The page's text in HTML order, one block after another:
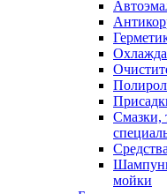
Смазки,
мойки